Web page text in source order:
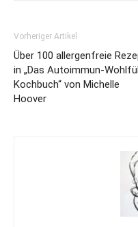
Vorheriger Artikel
Über 100 allergenfreie
in „Das Autoimmun-
Kochbuch“ von Michelle
Hoover